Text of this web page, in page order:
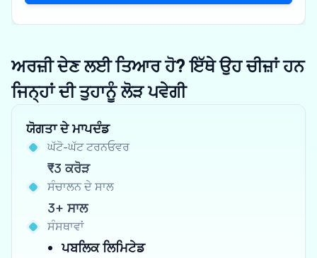
ਅਰਜ਼ੀ ਦੇਣ ਲਈ ਤਿਆਰ ਹੋ? ਇੱਥੇ ਉਹ ਚੀਜ਼ਾਂ ਹਨ
ਜਿਨ੍ਹਾਂ ਦੀ ਤੁਹਾਨੂੰ ਲੋੜ ਪਵੇਗੀ
ਯੋਗਤਾ ਦੇ ਮਾਪਦੰਡ
ਘੱਟੋ-ਘੱਟ ਟਰਨਓਵਰ
₹3 ਕਰੋੜ
ਸੰਚਾਲਨ ਦੇ ਸਾਲ
3+ ਸਾਲ
ਸੰਸਥਾਵਾਂ
ਪਬਲਿਕ ਲਿਮਿਟੇਡ